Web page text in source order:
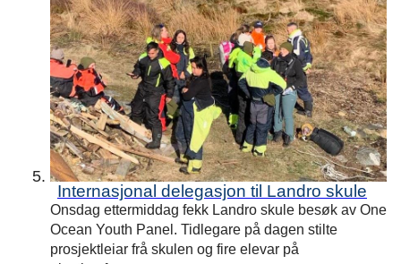
Internasjonal delegasjon til Landro skule
Onsdag ettermiddag fekk Landro skule besøk av One
Ocean Youth Panel. Tidlegare på dagen stilte
prosjektleiar frå skulen og fire elevar på